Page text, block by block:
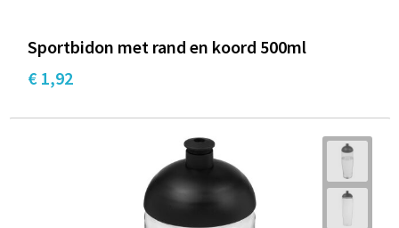
Sportbidon met rand en koord 500ml
€ 1,92